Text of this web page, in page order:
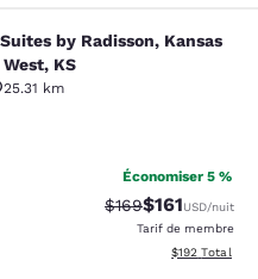
by Radisson,
by Radisson, Kansas
KS
25.31 km
commentaires
Économiser 5 %
Tarif barré :
$169Tarif réduit :
$161USD/nuit
Tarif de membre
Afficher les
$192 Total